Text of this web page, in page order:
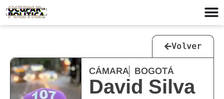
Volver
CÁMARA BOGOTÁ
David Silva